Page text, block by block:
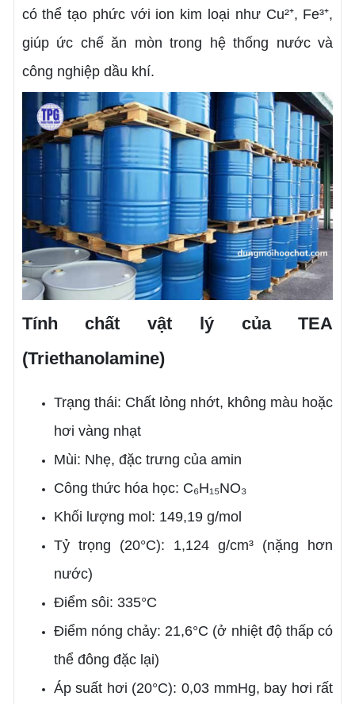
có thể tạo phức với ion kim loại như Cu²⁺, Fe³⁺,
giúp ức chế ăn mòn trong hệ thống nước và
công nghiệp dầu khí.
Tính chất vật lý của TEA
(Triethanolamine)
Trạng thái: Chất lỏng nhớt, không màu hoặc
hơi vàng nhạt
Mùi: Nhẹ, đặc trưng của amin
Công thức hóa học: C₆H₁₅NO₃
Khối lượng mol: 149,19 g/mol
Tỷ trọng (20°C): 1,124 g/cm³ (nặng hơn
nước)
Điểm sôi: 335°C
Điểm nóng chảy: 21,6°C (ở nhiệt độ thấp có
thể đông đặc lại)
Áp suất hơi (20°C): 0,03 mmHg, bay hơi rất